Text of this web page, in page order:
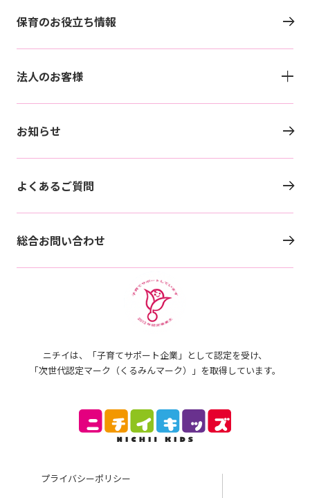
ニチイは、「子育てサポート企業」として認定を受け、
「次世代認定マーク（くるみんマーク）」を取得しています。
プライバシーポリシー
保育のお役立ち情報
法人のお客様
お知らせ
よくあるご質問
総合お問い合わせ